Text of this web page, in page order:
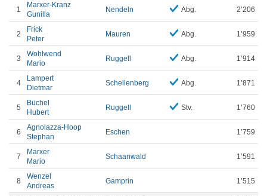
1
Marxer-Kranz
Gunilla
Nendeln Abg. 2’206
2
Frick
Peter
Mauren Abg. 1’959
3
Wohlwend
Mario
Ruggell Abg. 1’914
4
Lampert
Dietmar
Schellenberg Abg. 1’871
5
Büchel
Hubert
Ruggell Stv. 1’760
6
Agnolazza-Hoop
Stephan
Eschen 1’759
7
Marxer
Mario
Schaanwald 1’591
8
Wenzel
Andreas
Gamprin 1’515